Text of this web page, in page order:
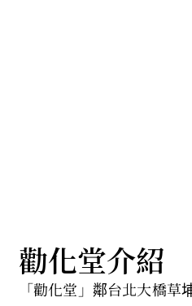
勸化堂介紹
「勸化堂」鄰台北大橋